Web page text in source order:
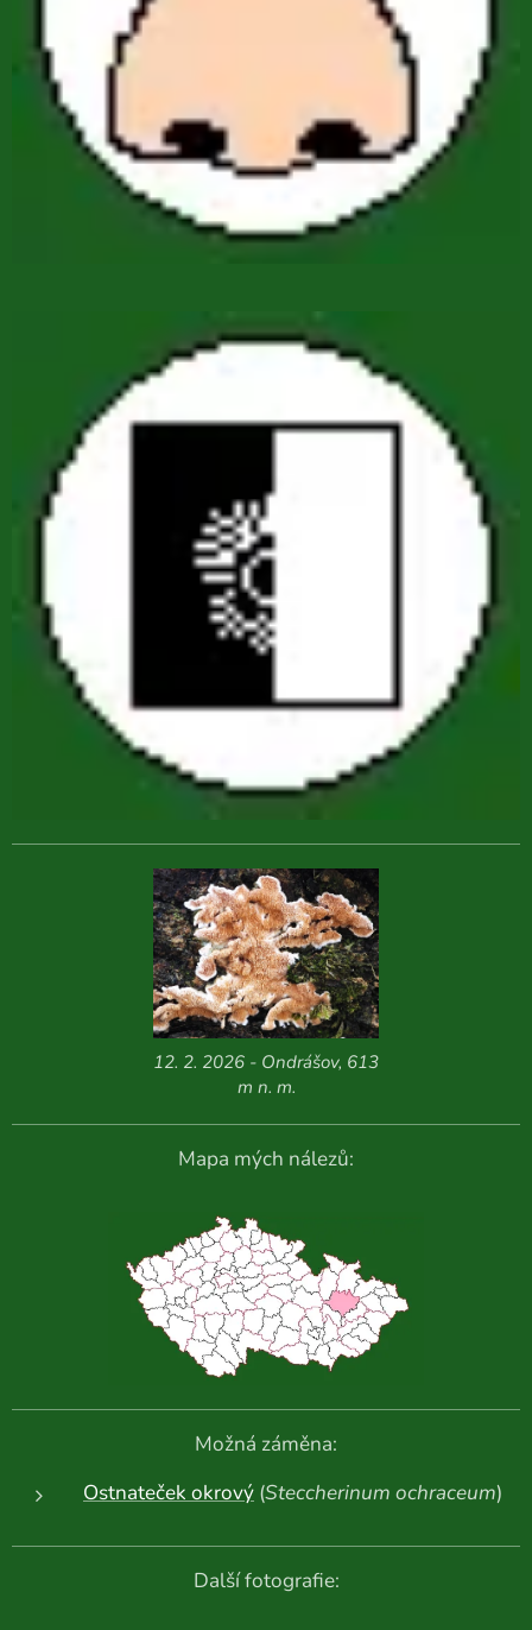
12. 2. 2026 - Ondrášov, 613
m n. m.
Mapa mých nálezů:
Možná záměna:
Ostnateček okrový (Steccherinum ochraceum)
Další fotografie: